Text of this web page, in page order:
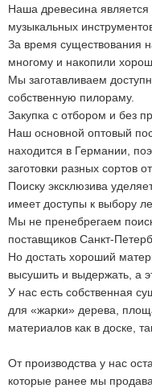
Наша древесина является
музыкальных
За время существования
многому и накопили
Мы заготавливаем
собственную пилораму.
Закупка с отбором и без
Наш основной оптовый
находится в Германии,
заготовки разных сортов
Поиску эксклюзива
имеет доступы к выбору
Мы не пренебрегаем
поставщиков Санкт-
Но достать хороший
высушить и выдержать, а
У нас есть собственная
для «жарки» дерева,
материалов как в доске,
От производства у нас
которые ранее мы